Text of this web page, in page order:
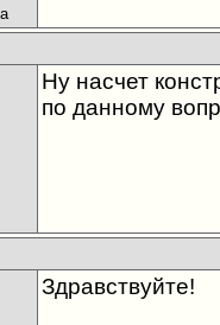
Ну насчет
по данному
Здравствуйте!